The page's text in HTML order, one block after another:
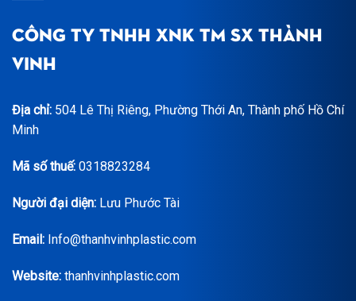
CÔNG TY TNHH XNK TM SX THÀNH
VINH
Địa chỉ: 504 Lê Thị Riêng, Phường Thới An, Thành phố Hồ Chí
Minh
Mã số thuế: 0318823284
Người đại diện: Lưu Phước Tài
Email: Info@thanhvinhplastic.com
Website: thanhvinhplastic.com